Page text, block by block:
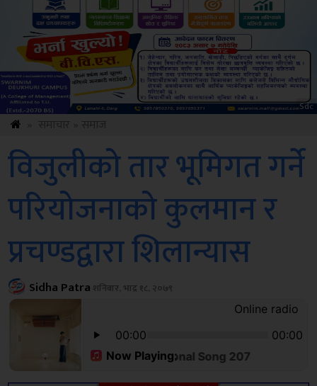
ksbus
विजुलीको तार भूमिगत गर्ने
परियोजनाको कुलमान र
प्रचण्डद्वारा शिलान्यास
Sidha Patra शनिबार, भाद्र १८, २०७९